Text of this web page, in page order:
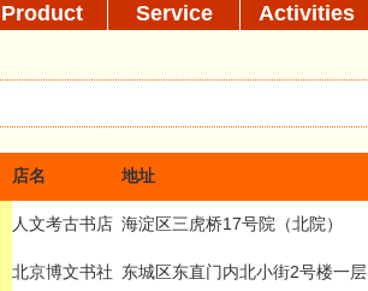
Product Service Activities
店名 地址
人文考古书店 海淀区三虎桥17号院（北院）
北京博文书社 东城区东直门内北小街2号楼一层